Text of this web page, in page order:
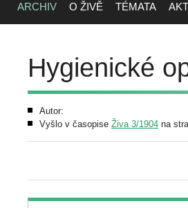
ARCHIV O ŽIVĚ TÉMATA
Hygienické
Autor:
Vyšlo v časopise Živa 3/1904 na